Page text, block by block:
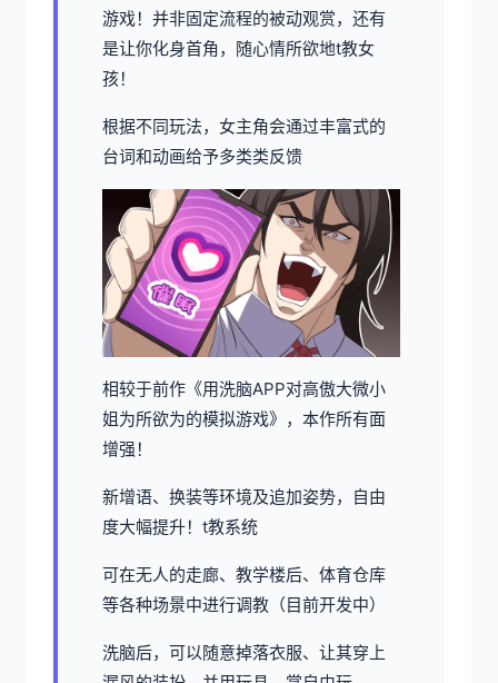
游戏！并非固定流程的被动观赏，还有
是让你化身首角，随心情所欲地t教女
孩！
根据不同玩法，女主角会通过丰富式的
台词和动画给予多类类反馈
相较于前作《用洗脑APP对高傲大微小
姐为所欲为的模拟游戏》，本作所有面
增强！
新增语、换装等环境及追加姿势，自由
度大幅提升！t教系统
可在无人的走廊、教学楼后、体育仓库
等各种场景中进行调教（目前开发中）
洗脑后，可以随意掉落衣服、让其穿上